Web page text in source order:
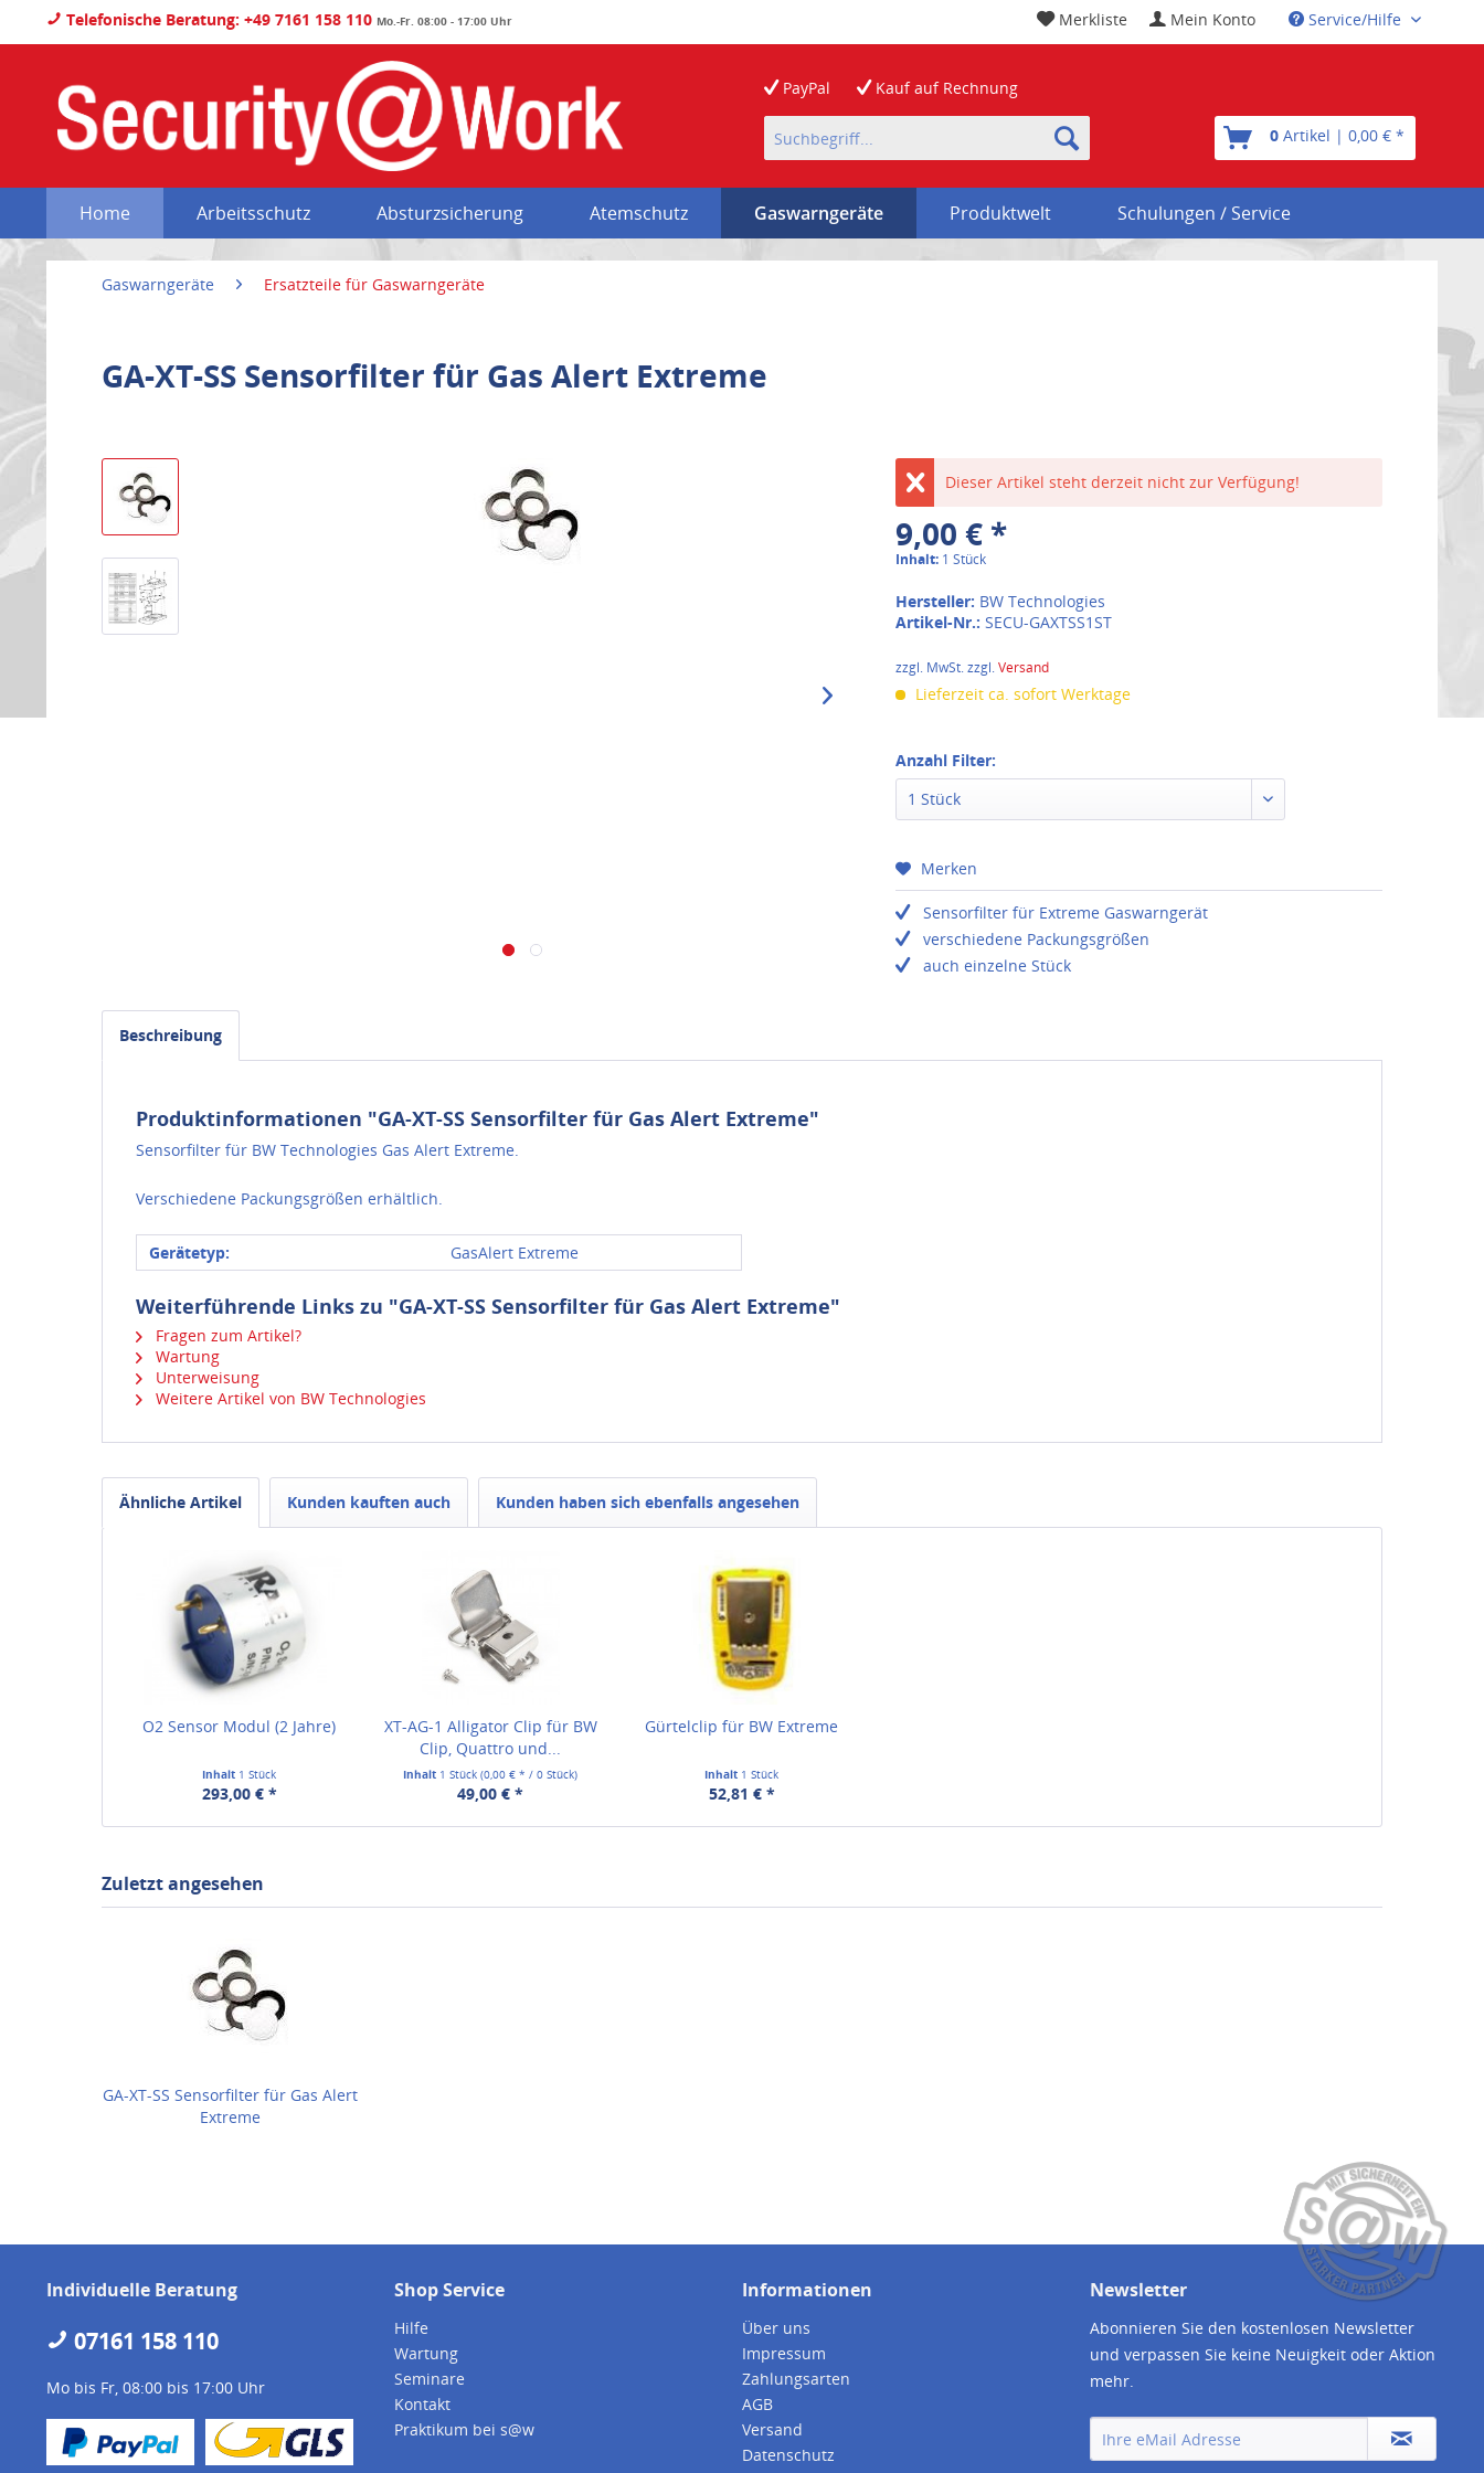
Telefonische Beratung: +49 7161 158 110 Mo.-Fr. 08:00 - 17:00 Uhr Service/Hilfe
Mein Konto
Merkliste
PayPal Kauf auf Rechnung
0 Artikel | 0,00 € *
Home Arbeitsschutz Absturzsicherung Atemschutz Gaswarngeräte Produktwelt Schulungen / Service
Gaswarngeräte Ersatzteile für Gaswarngeräte
GA-XT-SS Sensorfilter für Gas Alert Extreme
Dieser Artikel steht derzeit nicht zur Verfügung!
9,00 € *
Inhalt: 1 Stück
Hersteller: BW Technologies
Artikel-Nr.: SECU-GAXTSS1ST
zzgl. MwSt. zzgl.Versand
Lieferzeit ca. sofort Werktage
Anzahl Filter:
1 Stück
Merken
Sensorfilter für Extreme Gaswarngerät
verschiedene Packungsgrößen
auch einzelne Stück
Beschreibung
Produktinformationen "GA-XT-SS Sensorfilter für Gas Alert Extreme"
Sensorfilter für BW Technologies Gas Alert Extreme.
Verschiedene Packungsgrößen erhältlich.
Gerätetyp: GasAlert Extreme
Weiterführende Links zu "GA-XT-SS Sensorfilter für Gas Alert Extreme"
Fragen zum Artikel?
Wartung
Unterweisung
Weitere Artikel von BW Technologies
Ähnliche Artikel Kunden kauften auch Kunden haben sich ebenfalls angesehen
O2 Sensor Modul (2 Jahre)
Inhalt 1 Stück
293,00 € *
XT-AG-1 Alligator Clip für BW
Clip, Quattro und...
Inhalt 1 Stück(0,00 € * / 0 Stück)
49,00 € *
Gürtelclip für BW Extreme
Inhalt 1 Stück
52,81 € *
Zuletzt angesehen
GA-XT-SS Sensorfilter für Gas Alert
Extreme
Individuelle Beratung
07161 158 110
Mo bis Fr, 08:00 bis 17:00 Uhr
Shop Service
Hilfe
Wartung
Seminare
Kontakt
Praktikum bei s@w
Informationen
Über uns
Impressum
Zahlungsarten
AGB
Versand
Datenschutz
Newsletter
Abonnieren Sie den kostenlosen Newsletter
und verpassen Sie keine Neuigkeit oder Aktion
mehr.